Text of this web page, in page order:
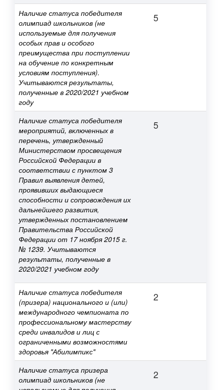
Наличие статуса победителя
олимпиад школьников (не
используемые для получения
особых прав и особого
преимущества при поступлении
на обучение по конкретным
условиям поступления).
Учитываются результаты,
полученные в 2020/2021 учебном
году
5
Наличие статуса победителя
мероприятий, включенных в
перечень, утвержденный
Министерством просвещения
Российской Федерации в
соответствии с пунктом 3
Правил выявления детей,
проявивших выдающиеся
способности и сопровождения их
дальнейшего развития,
утвержденных постановлением
Правительства Российской
Федерации от 17 ноября 2015 г.
№ 1239. Учитываются
результаты, полученные в
2020/2021 учебном году
5
Наличие статуса победителя
(призера) национального и (или)
международного чемпионата по
профессиональному мастерству
среди инвалидов и лиц с
ограниченными возможностями
здоровья "Абилимпикс"
2
Наличие статуса призера
олимпиад школьников (не
2